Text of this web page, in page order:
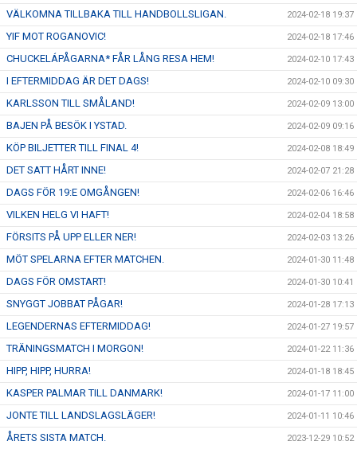
VÄLKOMNA TILLBAKA TILL HANDBOLLSLIGAN. 2024-02-18 19:37
YIF MOT ROGANOVIC! 2024-02-18 17:46
CHUCKELÁPÅGARNA* FÅR LÅNG RESA HEM! 2024-02-10 17:43
I EFTERMIDDAG ÄR DET DAGS! 2024-02-10 09:30
KARLSSON TILL SMÅLAND! 2024-02-09 13:00
BAJEN PÅ BESÖK I YSTAD. 2024-02-09 09:16
KÖP BILJETTER TILL FINAL 4! 2024-02-08 18:49
DET SATT HÅRT INNE! 2024-02-07 21:28
DAGS FÖR 19:E OMGÅNGEN! 2024-02-06 16:46
VILKEN HELG VI HAFT! 2024-02-04 18:58
FÖRSITS PÅ UPP ELLER NER! 2024-02-03 13:26
MÖT SPELARNA EFTER MATCHEN. 2024-01-30 11:48
DAGS FÖR OMSTART! 2024-01-30 10:41
SNYGGT JOBBAT PÅGAR! 2024-01-28 17:13
LEGENDERNAS EFTERMIDDAG! 2024-01-27 19:57
TRÄNINGSMATCH I MORGON! 2024-01-22 11:36
HIPP, HIPP, HURRA! 2024-01-18 18:45
KASPER PALMAR TILL DANMARK! 2024-01-17 11:00
JONTE TILL LANDSLAGSLÄGER! 2024-01-11 10:46
ÅRETS SISTA MATCH. 2023-12-29 10:52